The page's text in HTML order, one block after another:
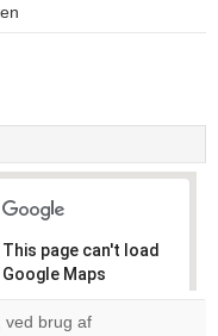
This page can't load
Google Maps
correctly.
ved brug af